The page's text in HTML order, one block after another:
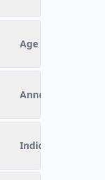
Age exact du
Année de
Indicateur du lieu